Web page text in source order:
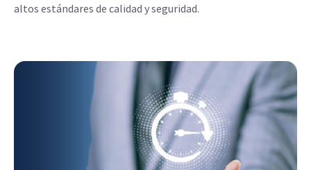
altos estándares de calidad y seguridad.